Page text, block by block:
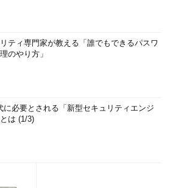
ティ専門家が教える「誰でもできるパスワ
のやり方」
に必要とされる「新型セキュリティエンジ
は (1/3)